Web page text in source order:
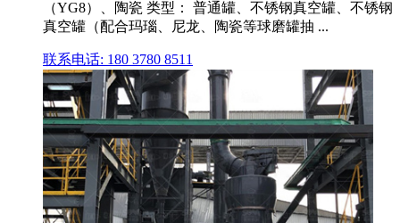
（YG8）、陶瓷 类型： 普通罐、不锈钢真空罐、不锈钢
真空罐（配合玛瑙、尼龙、陶瓷等球磨罐抽 ...
联系电话: 180 3780 8511